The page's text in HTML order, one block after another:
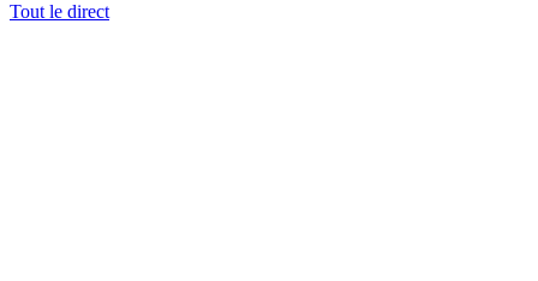
Tout le direct